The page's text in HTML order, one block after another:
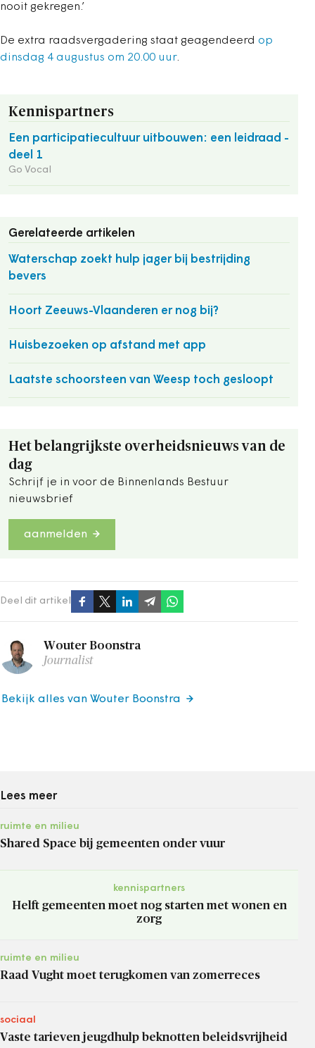
nooit gekregen.’
De extra raadsvergadering staat geagendeerd op
dinsdag 4 augustus om 20.00 uur.
Kennispartners
Een participatiecultuur uitbouwen: een leidraad -
deel 1
Go Vocal
Gerelateerde artikelen
Waterschap zoekt hulp jager bij bestrijding
bevers
Hoort Zeeuws-Vlaanderen er nog bij?
Huisbezoeken op afstand met app
Laatste schoorsteen van Weesp toch gesloopt
Het belangrijkste overheidsnieuws van de
dag
Schrijf je in voor de Binnenlands Bestuur
nieuwsbrief
aanmelden
Deel dit artikel
Wouter Boonstra
Journalist
Bekijk alles van Wouter Boonstra
Lees meer
ruimte en milieu
Shared Space bij gemeenten onder vuur
kennispartners
Helft gemeenten moet nog starten met wonen en
zorg
ruimte en milieu
Raad Vught moet terugkomen van zomerreces
sociaal
Vaste tarieven jeugdhulp beknotten beleidsvrijheid